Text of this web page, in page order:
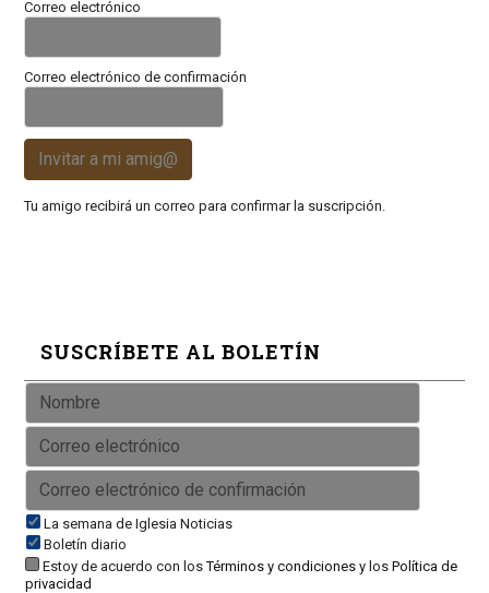
Correo electrónico
Correo electrónico de confirmación
Invitar a mi amig@
Tu amigo recibirá un correo para confirmar la suscripción.
SUSCRÍBETE AL BOLETÍN
La semana de Iglesia Noticias
Boletín diario
Estoy de acuerdo con losTérminos y condicionesy los Política de
privacidad